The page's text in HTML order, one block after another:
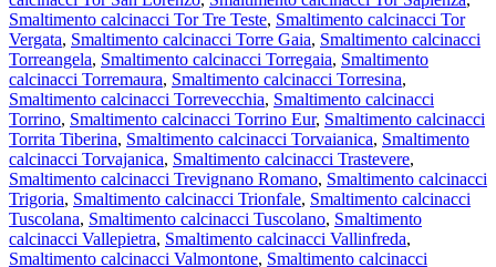
Smaltimento calcinacci Tor Tre Teste, Smaltimento calcinacci Tor
Vergata, Smaltimento calcinacci Torre Gaia, Smaltimento calcinacci
Torreangela, Smaltimento calcinacci Torregaia, Smaltimento
calcinacci Torremaura, Smaltimento calcinacci Torresina,
Smaltimento calcinacci Torrevecchia, Smaltimento calcinacci
Torrino, Smaltimento calcinacci Torrino Eur, Smaltimento calcinacci
Torrita Tiberina, Smaltimento calcinacci Torvaianica, Smaltimento
calcinacci Torvajanica, Smaltimento calcinacci Trastevere,
Smaltimento calcinacci Trevignano Romano, Smaltimento calcinacci
Trigoria, Smaltimento calcinacci Trionfale, Smaltimento calcinacci
Tuscolana, Smaltimento calcinacci Tuscolano, Smaltimento
calcinacci Vallepietra, Smaltimento calcinacci Vallinfreda,
Smaltimento calcinacci Valmontone, Smaltimento calcinacci